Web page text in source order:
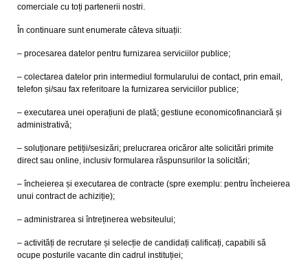
comerciale cu toți partenerii nostri.
În continuare sunt enumerate câteva situații:
– procesarea datelor pentru furnizarea serviciilor publice;
– colectarea datelor prin intermediul formularului de contact, prin email,
telefon și/sau fax referitoare la furnizarea serviciilor publice;
– executarea unei operațiuni de plată; gestiune economicofinanciară și
administrativă;
– soluționare petiții/sesizări; prelucrarea oricăror alte solicitări primite
direct sau online, inclusiv formularea răspunsurilor la solicitări;
– încheierea și executarea de contracte (spre exemplu: pentru încheierea
unui contract de achiziție);
– administrarea si întreținerea websiteului;
– activități de recrutare și selecție de candidați calificați, capabili să
ocupe posturile vacante din cadrul instituției;